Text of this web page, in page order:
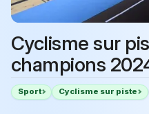
Cyclisme sur
champions
Sport Cyclisme sur piste